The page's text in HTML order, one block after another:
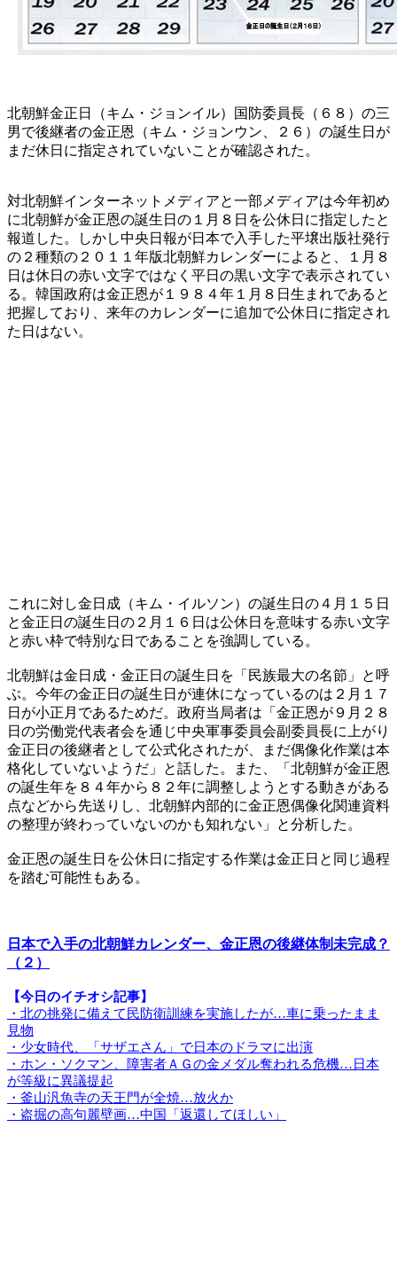
北朝鮮金正日（キム・ジョンイル）国防委員長（６８）の三
男で後継者の金正恩（キム・ジョンウン、２６）の誕生日が
まだ休日に指定されていないことが確認された。
対北朝鮮インターネットメディアと一部メディアは今年初め
に北朝鮮が金正恩の誕生日の１月８日を公休日に指定したと
報道した。しかし中央日報が日本で入手した平壌出版社発行
の２種類の２０１１年版北朝鮮カレンダーによると、１月８
日は休日の赤い文字ではなく平日の黒い文字で表示されてい
る。韓国政府は金正恩が１９８４年１月８日生まれであると
把握しており、来年のカレンダーに追加で公休日に指定され
た日はない。
これに対し金日成（キム・イルソン）の誕生日の４月１５日
と金正日の誕生日の２月１６日は公休日を意味する赤い文字
と赤い枠で特別な日であることを強調している。
北朝鮮は金日成・金正日の誕生日を「民族最大の名節」と呼
ぶ。今年の金正日の誕生日が連休になっているのは２月１７
日が小正月であるためだ。政府当局者は「金正恩が９月２８
日の労働党代表者会を通じ中央軍事委員会副委員長に上がり
金正日の後継者として公式化されたが、まだ偶像化作業は本
格化していないようだ」と話した。また、「北朝鮮が金正恩
の誕生年を８４年から８２年に調整しようとする動きがある
点などから先送りし、北朝鮮内部的に金正恩偶像化関連資料
の整理が終わっていないのかも知れない」と分析した。
金正恩の誕生日を公休日に指定する作業は金正日と同じ過程
を踏む可能性もある。
日本で入手の北朝鮮カレンダー、金正恩の後継体制未完成？
（２）
【今日のイチオシ記事】
・北の挑発に備えて民防衛訓練を実施したが…車に乗ったまま
見物
・少女時代、「サザエさん」で日本のドラマに出演
・ホン・ソクマン、障害者ＡＧの金メダル奪われる危機…日本
が等級に異議提起
・釜山汎魚寺の天王門が全焼…放火か
・盗掘の高句麗壁画…中国「返還してほしい」